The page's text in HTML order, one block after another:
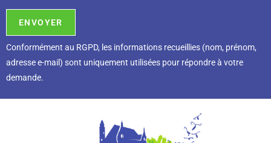
Conformément au RGPD, l es informations recueillies (nom, prénom,
adresse e-mail) sont uniquement utilisées pour répondre à votre
demande.